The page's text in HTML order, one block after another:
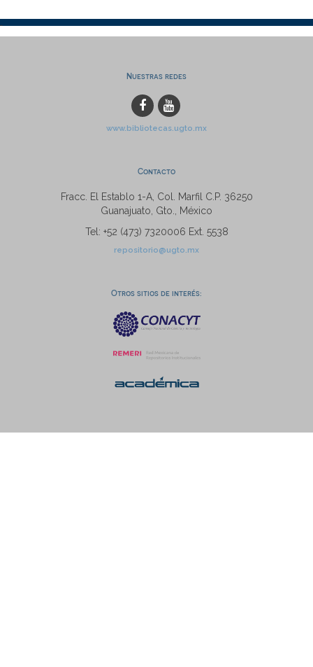
Nuestras redes
www.bibliotecas.ugto.mx
Contacto
Fracc. El Establo 1-A, Col. Marfil C.P. 36250
Guanajuato, Gto., México
Tel: +52 (473) 7320006 Ext. 5538
repositorio@ugto.mx
Otros sitios de interés: